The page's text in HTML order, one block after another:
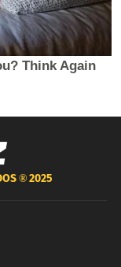
®2025